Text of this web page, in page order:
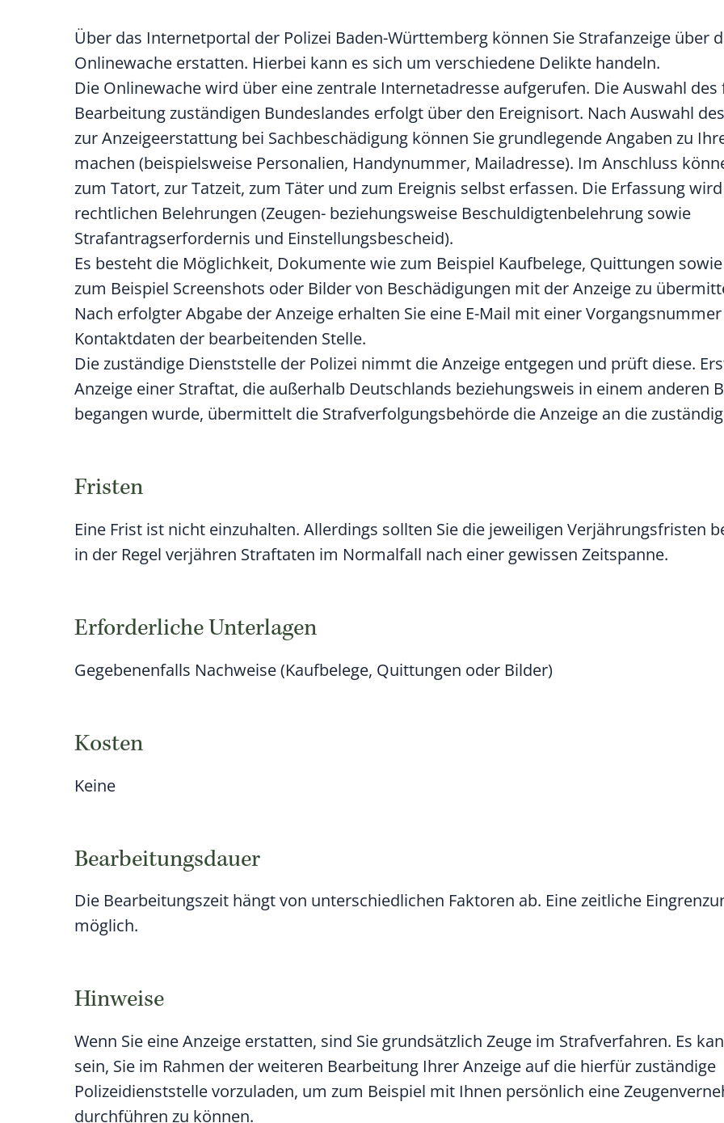
Über das Internetportal der Polizei Baden-Württemberg können Sie Strafanzeige über
Onlinewache erstatten. Hierbei kann es sich um verschiedene Delikte handeln.
Die Onlinewache wird über eine zentrale Internetadresse aufgerufen. Die Auswahl des
Bearbeitung zuständigen Bundeslandes erfolgt über den Ereignisort. Nach Auswahl
zur Anzeigeerstattung bei Sachbeschädigung können Sie grundlegende Angaben zu
machen (beispielsweise Personalien, Handynummer, Mailadresse). Im Anschluss
zum Tatort, zur Tatzeit, zum Täter und zum Ereignis selbst erfassen. Die Erfassung
rechtlichen Belehrungen (Zeugen- beziehungsweise Beschuldigtenbelehrung sowie
Strafantragserfordernis und Einstellungsbescheid).
Es besteht die Möglichkeit, Dokumente wie zum Beispiel Kaufbelege, Quittungen
zum Beispiel Screenshots oder Bilder von Beschädigungen mit der Anzeige zu
Nach erfolgter Abgabe der Anzeige erhalten Sie eine E-Mail mit einer
Kontaktdaten der bearbeitenden Stelle.
Die zuständige Dienststelle der Polizei nimmt die Anzeige entgegen und prüft diese.
Anzeige einer Straftat, die außerhalb Deutschlands beziehungsweis in einem anderen
begangen wurde, übermittelt die Strafverfolgungsbehörde die Anzeige an die
Fristen
Eine Frist ist nicht einzuhalten. Allerdings sollten Sie die jeweiligen Verjährungsfristen
in der Regel verjähren Straftaten im Normalfall nach einer gewissen Zeitspanne.
Erforderliche Unterlagen
Gegebenenfalls Nachweise (Kaufbelege, Quittungen oder Bilder)
Kosten
Keine
Bearbeitungsdauer
Die Bearbeitungszeit hängt von unterschiedlichen Faktoren ab. Eine zeitliche
möglich.
Hinweise
Wenn Sie eine Anzeige erstatten, sind Sie grundsätzlich Zeuge im Strafverfahren. Es
sein, Sie im Rahmen der weiteren Bearbeitung Ihrer Anzeige auf die hierfür zuständige
Polizeidienststelle vorzuladen, um zum Beispiel mit Ihnen persönlich eine
durchführen zu können.